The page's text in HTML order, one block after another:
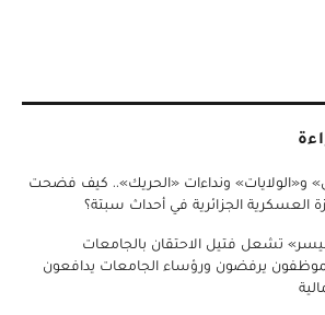
ونداءات «الحريك».. كيف فضحت
العسكرية الجزائرية في أحداث سبتة؟
تشعل فتيل الاحتقان بالجامعات
يرفضون ورؤساء الجامعات يدافعون